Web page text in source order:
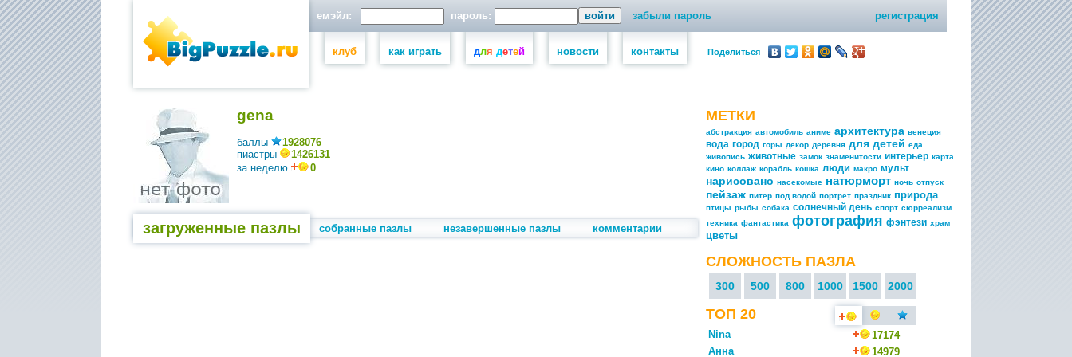
емэйл: пароль: забыли пароль регистрация
клуб как играть для детей новости контакты Поделиться
gena
баллы
1928076
пиастры
1426131
за неделю
0
загруженные пазлы собранные пазлы незавершенные пазлы комментарии
МЕТКИ
абстракция автомобиль аниме архитектура венеция
вода город горы декор деревня для детей еда
живопись животные замок знаменитости интерьер карта
кино коллаж корабль кошка люди макро мульт
нарисовано насекомые натюрморт ночь отпуск
пейзаж питер под водой портрет праздник природа
птицы рыбы собака солнечный день спорт сюрреализм
техника фантастика фотография фэнтези храм
цветы
СЛОЖНОСТЬ ПАЗЛА
300 500 800 1000 1500 2000
ТОП 20
Nina
17174
Анна
14979